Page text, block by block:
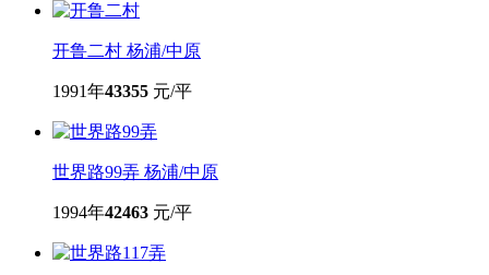
门店
周边同价位小区
开鲁二村 杨浦/中原
1991年43355元/平
世界路99弄 杨浦/中原